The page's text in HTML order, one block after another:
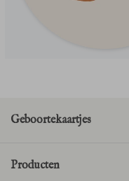
Geboortekaartjes
Producten